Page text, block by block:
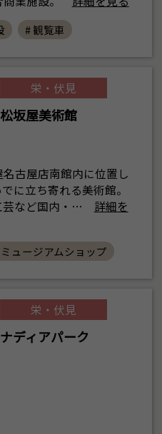
# 観覧車
栄・伏見
松坂屋美術館
古屋店南館内に位置し
に立ち寄れる美術館。
芸など国内・…
詳細を
ュージアムショップ
栄・伏見
ナディアパーク